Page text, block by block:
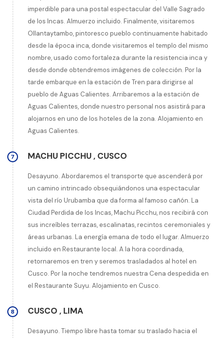
imperdible para una postal espectacular del Valle Sagrado
de los Incas. Almuerzo incluido. Finalmente, visitaremos
Ollantaytambo, pintoresco pueblo continuamente habitado
desde la época inca, donde visitaremos el templo del mismo
nombre, usado como fortaleza durante la resistencia inca y
desde donde obtendremos imágenes de colección. Por la
tarde embarque en la estación de Tren para dirigirse al
pueblo de Aguas Calientes. Arribaremos a la estación de
Aguas Calientes, donde nuestro personal nos asistirá para
alojarnos en uno de los hoteles de la zona. Alojamiento en
Aguas Calientes.
7 MACHU PICCHU , CUSCO
Desayuno. Abordaremos el transporte que ascenderá por
un camino intrincado obsequiándonos una espectacular
vista del río Urubamba que da forma al famoso cañón. La
Ciudad Perdida de los Incas, Machu Picchu, nos recibirá con
sus increíbles terrazas, escalinatas, recintos ceremoniales y
áreas urbanas. La energía emana de todo el lugar. Almuerzo
incluido en Restaurante local. A la hora coordinada,
retornaremos en tren y seremos trasladados al hotel en
Cusco. Por la noche tendremos nuestra Cena despedida en
el Restaurante Suyu. Alojamiento en Cusco.
8 CUSCO , LIMA
Desayuno. Tiempo libre hasta tomar su traslado hacia el